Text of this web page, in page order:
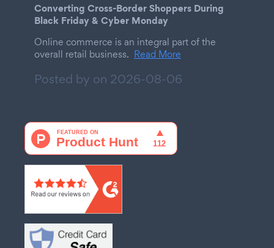
Converting Cross-Border Shoppers During
Black Friday & Cyber Monday
Online commerce is an integral part of the
overall retail business. Read More
Posted by on 2026-08-06